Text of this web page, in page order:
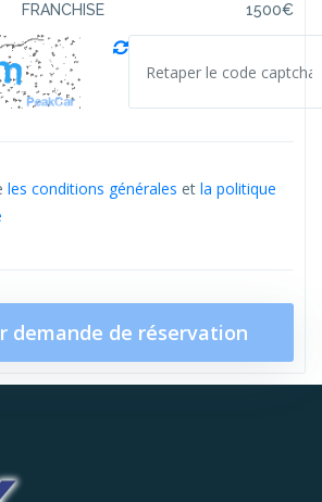
FRANCHISE 1500€
les conditions générales et la politique
demande de réservation